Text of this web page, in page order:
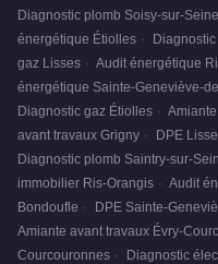
Diagnostic plomb Soisy-sur-Seine
énergétique Étiolles ·
gaz Lisses · Audit énergétique
énergétique Sainte-Geneviève-
Diagnostic gaz Étiolles ·
avant travaux Grigny · DPE
Diagnostic plomb Saintry-sur-
immobilier Ris-Orangis · Audit
Bondoufle · DPE Sainte-
Amiante avant travaux Évry-
Courcouronnes · Diagnostic